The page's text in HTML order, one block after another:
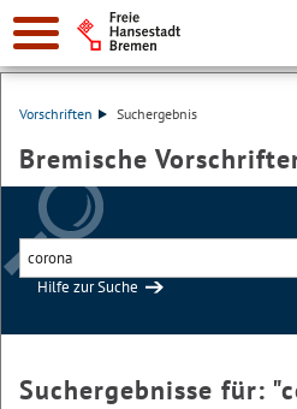
Vorschriften Suchergebnis
Bremische
Hilfe zur Suche
Suchergebnisse für: "